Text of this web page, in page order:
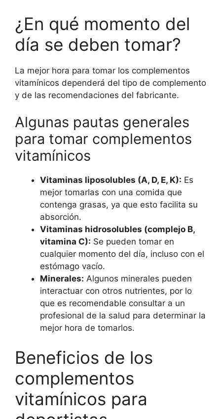
¿En qué momento del
día se deben tomar?
La mejor hora para tomar los complementos
vitamínicos dependerá del tipo de complemento
y de las recomendaciones del fabricante.
Algunas pautas generales
para tomar complementos
vitamínicos
Vitaminas liposolubles (A, D, E, K): Es
mejor tomarlas con una comida que
contenga grasas, ya que esto facilita su
absorción.
Vitaminas hidrosolubles (complejo B,
vitamina C): Se pueden tomar en
cualquier momento del día, incluso con el
estómago vacío.
Minerales: Algunos minerales pueden
interactuar con otros nutrientes, por lo
que es recomendable consultar a un
profesional de la salud para determinar la
mejor hora de tomarlos.
Beneficios de los
complementos
vitamínicos para